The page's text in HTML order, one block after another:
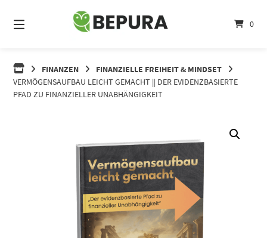
zum
Inhalt
0
FINANZEN
FINANZIELLE FREIHEIT & MINDSET
VERMÖGENSAUFBAU LEICHT GEMACHT || DER EVIDENZBASIERTE
PFAD ZU FINANZIELLER UNABHÄNGIGKEIT